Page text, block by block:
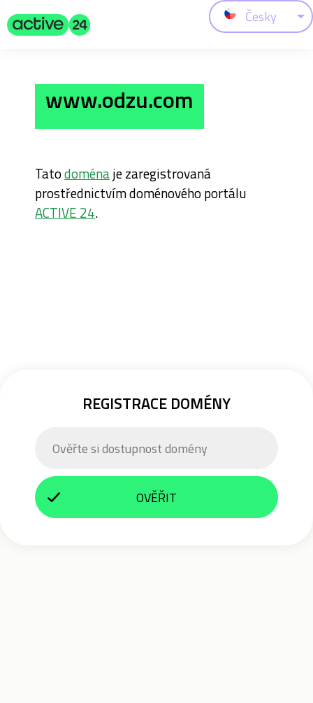
Česky
www.odzu.com
Tatodoménaje zaregistrovaná
prostřednictvím doménového portálu
ACTIVE 24.
REGISTRACE DOMÉNY
OVĚŘIT